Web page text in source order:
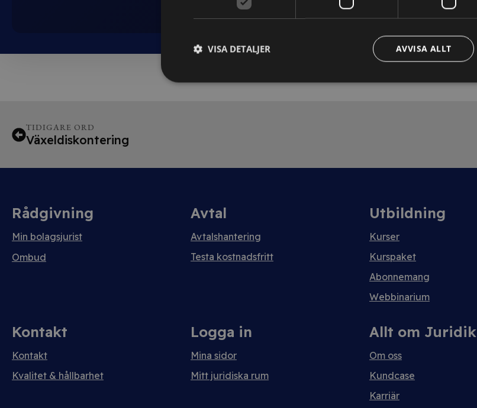
TIDIGARE ORD
Växeldiskontering
Rådgivning
Min bolagsjurist
Ombud
Avtal
Avtalshantering
Testa kostnadsfritt
Utbildning
Kurser
Kurspaket
Abonnemang
Webbinarium
Kontakt
Kontakt
Kvalitet & hållbarhet
Logga in
Mina sidor
Mitt juridiska rum
Allt om Juridik
Om oss
Kundcase
Karriär
AVVISA ALLT
VISA DETALJER